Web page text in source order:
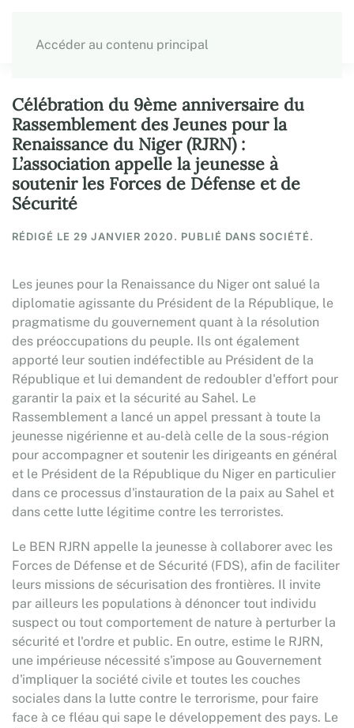
Accéder au contenu principal
Célébration du 9ème anniversaire du
Rassemblement des Jeunes pour la
Renaissance du Niger (RJRN) :
L’association appelle la jeunesse à
soutenir les Forces de Défense et de
Sécurité
RÉDIGÉ LE 29 JANVIER 2020. PUBLIÉ DANS SOCIÉTÉ.
Les jeunes pour la Renaissance du Niger ont salué la
diplomatie agissante du Président de la République, le
pragmatisme du gouvernement quant à la résolution
des préoccupations du peuple. Ils ont également
apporté leur soutien indéfectible au Président de la
République et lui demandent de redoubler d'effort pour
garantir la paix et la sécurité au Sahel. Le
Rassemblement a lancé un appel pressant à toute la
jeunesse nigérienne et au-delà celle de la sous-région
pour accompagner et soutenir les dirigeants en général
et le Président de la République du Niger en particulier
dans ce processus d'instauration de la paix au Sahel et
dans cette lutte légitime contre les terroristes.
Le BEN RJRN appelle la jeunesse à collaborer avec les
Forces de Défense et de Sécurité (FDS), afin de faciliter
leurs missions de sécurisation des frontières. Il invite
par ailleurs les populations à dénoncer tout individu
suspect ou tout comportement de nature à perturber la
sécurité et l'ordre et public. En outre, estime le RJRN,
une impérieuse nécessité s'impose au Gouvernement
d'impliquer la société civile et toutes les couches
sociales dans la lutte contre le terrorisme, pour faire
face à ce fléau qui sape le développement des pays. Le